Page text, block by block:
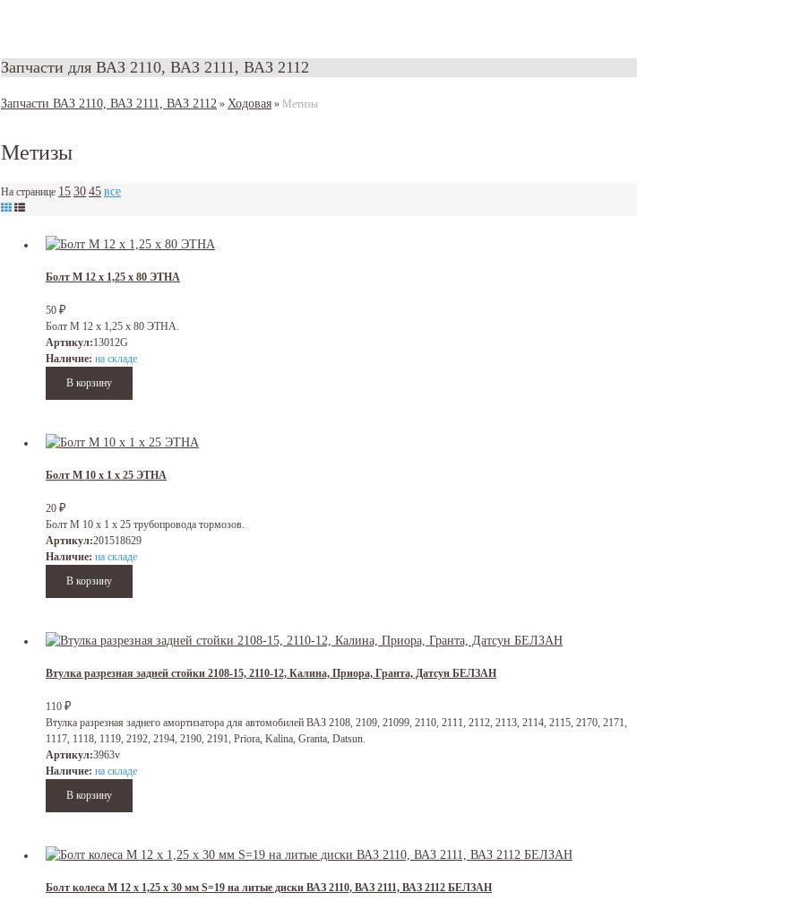
Запчасти для ВАЗ 2110, ВАЗ 2111, ВАЗ 2112
Запчасти ВАЗ 2110, ВАЗ 2111, ВАЗ 2112 » Ходовая » Метизы
Метизы
На странице 153045все
Болт М 12 х 1,25 х 80 ЭТНА
50 ₽
Болт М 12 х 1,25 х 80 ЭТНА.
Артикул:13012G
Наличие: на складе
Болт М 10 х 1 х 25 ЭТНА
20 ₽
Болт М 10 х 1 х 25 трубопровода тормозов.
Артикул:201518629
Наличие: на складе
Втулка разрезная задней стойки 2108-15, 2110-12, Калина, Приора, Гранта, Датсун БЕЛЗАН
110 ₽
Втулка разрезная заднего амортизатора для автомобилей ВАЗ 2108, 2109, 21099, 2110, 2111, 2112, 2113, 2114, 2115, 2170, 2171,
1117, 1118, 1119, 2192, 2194, 2190, 2191, Priora, Kalina, Granta, Datsun.
Артикул:3963v
Наличие: на складе
Болт колеса М 12 х 1,25 х 30 мм S=19 на литые диски ВАЗ 2110, ВАЗ 2111, ВАЗ 2112 БЕЛЗАН